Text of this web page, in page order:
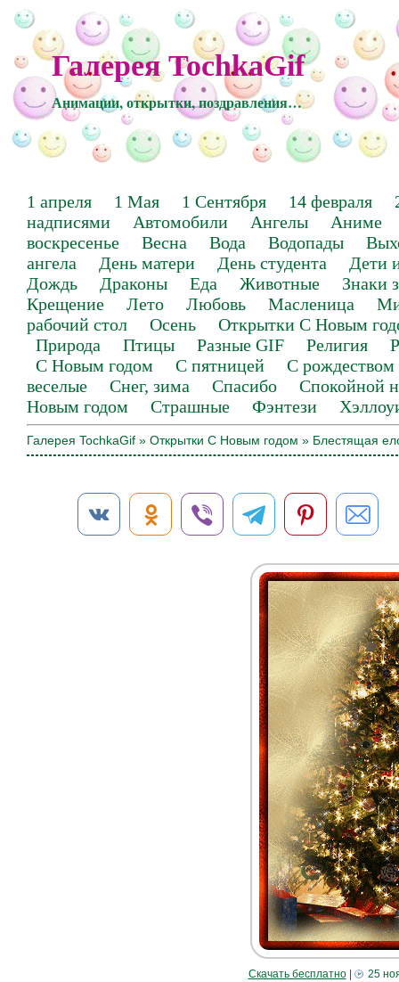
Галерея TochkaGif
Анимации, открытки, поздравления…
1 апреля 1 Мая 1 Сентября 14 февраля
надписями
Автомобили Ангелы
Аниме
воскресенье
Весна Вода Водопады
ангела
День матери День студента
Дети
Дождь
Драконы Еда Животные
Знаки
Крещение
Лето Любовь Масленица
рабочий стол
Осень
Открытки С Новым
Природа
Птицы Разные GIF Религия
С Новым годом
С пятницей
С рождеством
веселые
Снег, зима Спасибо
Спокойной
Новым годом
Страшные Фэнтези
Галерея TochkaGif » Открытки С Новым годом » Блестящая
Скачать бесплатно| 25